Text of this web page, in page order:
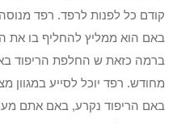
קודם כל לפנות לרפד. רפד
באם הוא ממליץ להחליף בו את
ברמה כזאת ש החלפת הריפוד
מחודש. רפד יוכל לסייע במגוון
באם הריפוד נקרע, באם אתם